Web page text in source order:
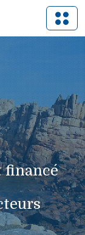
financé